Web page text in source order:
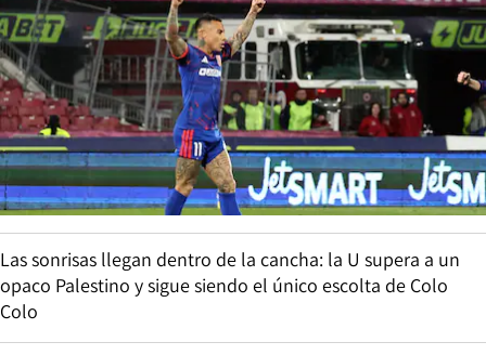
Las sonrisas llegan dentro de la cancha: la U supera a un
opaco Palestino y sigue siendo el único escolta de Colo
Colo